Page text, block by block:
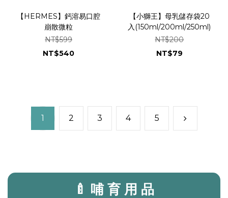
【HERMES】鈣溶易口腔
崩散微粒
NT$599
NT$540
【小獅王】母乳儲存袋20
入(150ml/200ml/250ml)
NT$200
NT$79
1 2 3 4 5
🍼 哺 育 用 品